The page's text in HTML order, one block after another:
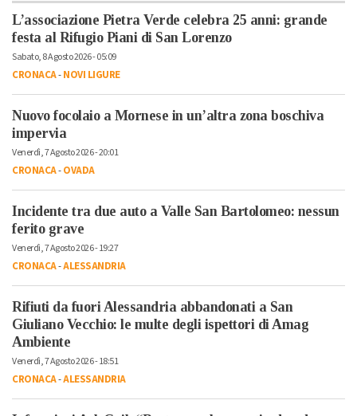
L’associazione Pietra Verde celebra 25 anni: grande
festa al Rifugio Piani di San Lorenzo
Sabato, 8 Agosto 2026 - 05:09
CRONACA-NOVI LIGURE
Nuovo focolaio a Mornese in un’altra zona boschiva
impervia
Venerdì, 7 Agosto 2026 - 20:01
CRONACA-OVADA
Incidente tra due auto a Valle San Bartolomeo: nessun
ferito grave
Venerdì, 7 Agosto 2026 - 19:27
CRONACA-ALESSANDRIA
Rifiuti da fuori Alessandria abbandonati a San
Giuliano Vecchio: le multe degli ispettori di Amag
Ambiente
Venerdì, 7 Agosto 2026 - 18:51
CRONACA-ALESSANDRIA